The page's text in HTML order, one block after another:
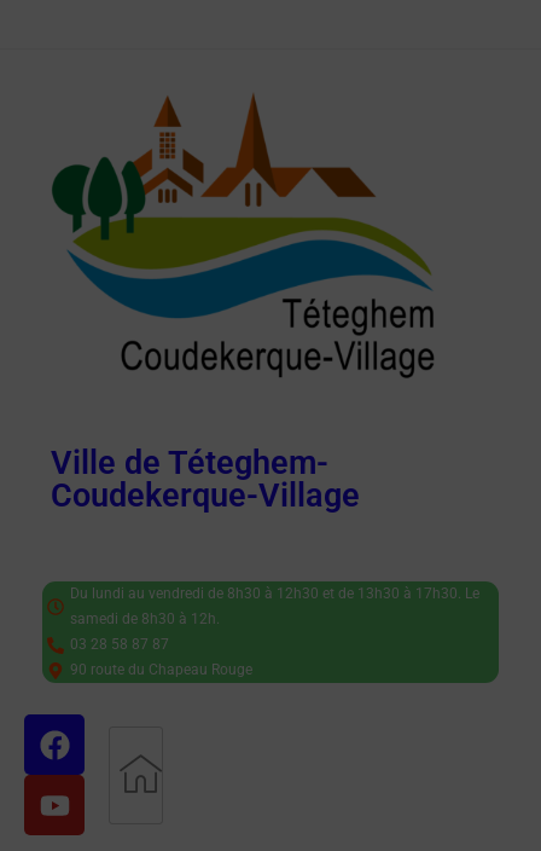
Ville de Téteghem-
Coudekerque-Village
Du lundi au vendredi de 8h30 à 12h30 et de 13h30 à 17h30. Le
samedi de 8h30 à 12h.
03 28 58 87 87
90 route du Chapeau Rouge